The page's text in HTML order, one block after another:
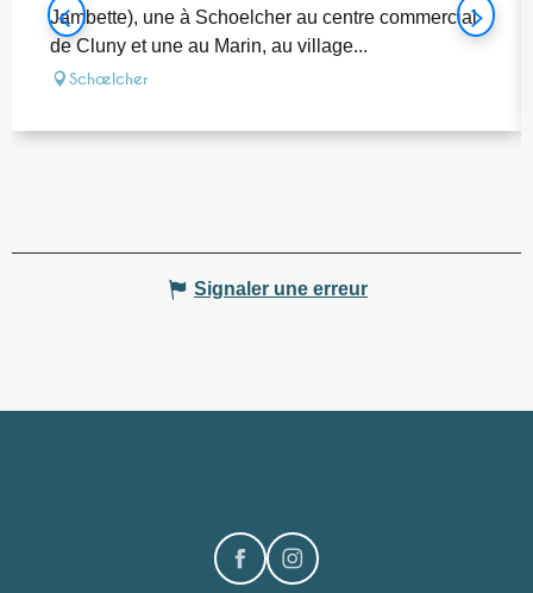
Jambette), une à Schoelcher au centre commercial
de Cluny et une au Marin, au village...
Schœlcher
Signaler une erreur